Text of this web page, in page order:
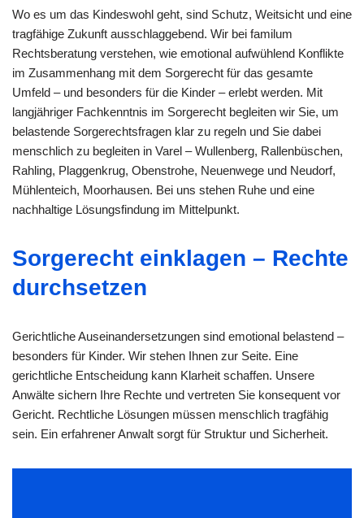
Wo es um das Kindeswohl geht, sind Schutz, Weitsicht und eine
tragfähige Zukunft ausschlaggebend. Wir bei familum
Rechtsberatung verstehen, wie emotional aufwühlend Konflikte
im Zusammenhang mit dem Sorgerecht für das gesamte
Umfeld – und besonders für die Kinder – erlebt werden. Mit
langjähriger Fachkenntnis im Sorgerecht begleiten wir Sie, um
belastende Sorgerechtsfragen klar zu regeln und Sie dabei
menschlich zu begleiten in Varel – Wullenberg, Rallenbüschen,
Rahling, Plaggenkrug, Obenstrohe, Neuenwege und Neudorf,
Mühlenteich, Moorhausen. Bei uns stehen Ruhe und eine
nachhaltige Lösungsfindung im Mittelpunkt.
Sorgerecht einklagen – Rechte
durchsetzen
Gerichtliche Auseinandersetzungen sind emotional belastend –
besonders für Kinder. Wir stehen Ihnen zur Seite. Eine
gerichtliche Entscheidung kann Klarheit schaffen. Unsere
Anwälte sichern Ihre Rechte und vertreten Sie konsequent vor
Gericht. Rechtliche Lösungen müssen menschlich tragfähig
sein. Ein erfahrener Anwalt sorgt für Struktur und Sicherheit.